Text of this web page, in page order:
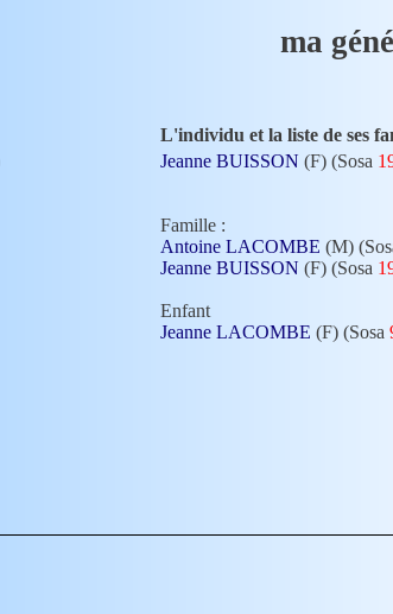
ma
L'individu et la liste de ses
Jeanne BUISSON (F) (Sosa
Famille :
Antoine LACOMBE (M)
Jeanne BUISSON (F) (Sosa
Enfant
Jeanne LACOMBE (F) (Sosa